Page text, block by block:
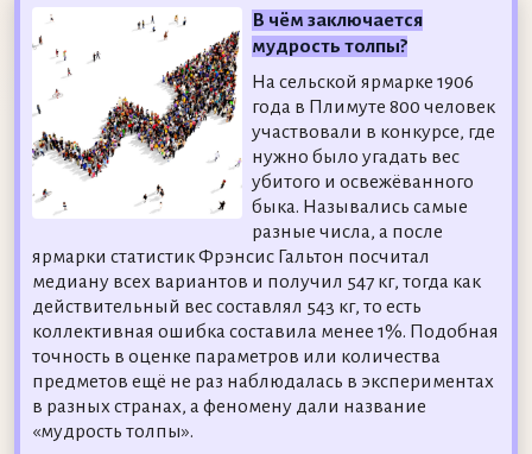
В чём заключается
мудрость толпы?
На сельской ярмарке 1906
года в Плимуте 800 человек
участвовали в конкурсе, где
нужно было угадать вес
убитого и освежёванного
быка. Назывались самые
разные числа, а после
ярмарки статистик Фрэнсис Гальтон посчитал
медиану всех вариантов и получил 547 кг, тогда как
действительный вес составлял 543 кг, то есть
коллективная ошибка составила менее 1%. Подобная
точность в оценке параметров или количества
предметов ещё не раз наблюдалась в экспериментах
в разных странах, а феномену дали название
«мудрость толпы».